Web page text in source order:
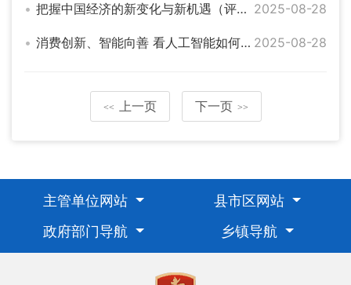
把握中国经济的新变化与新机遇（评论员观察） 2025-08-28
消费创新、智能向善 看人工智能如何注入新动能 2025-08-28
<< 上一页 下一页 >>
主管单位网站
县市区网站
政府部门导航
乡镇导航